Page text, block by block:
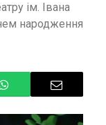
ім. Івана
народження